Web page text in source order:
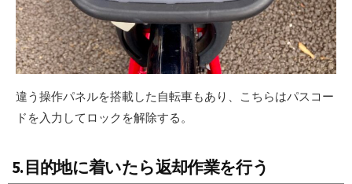
違う操作パネルを搭載した自転車もあり、こちらはパスコー
ドを入力してロックを解除する。
5.目的地に着いたら返却作業を行う